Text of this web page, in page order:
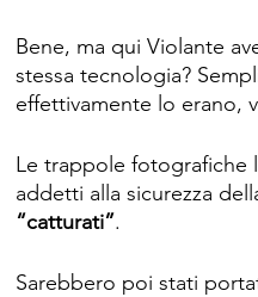
Bene, ma qui Violante
stessa tecnologia?
effettivamente lo erano,
Le trappole fotografiche
addetti alla sicurezza
“catturati”.
Sarebbero poi stati